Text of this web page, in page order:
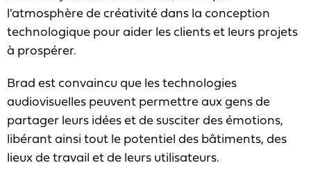
l'atmosphère de créativité dans la conception
technologique pour aider les clients et leurs projets
à prospérer.
Brad est convaincu que les technologies
audiovisuelles peuvent permettre aux gens de
partager leurs idées et de susciter des émotions,
libérant ainsi tout le potentiel des bâtiments, des
lieux de travail et de leurs utilisateurs.